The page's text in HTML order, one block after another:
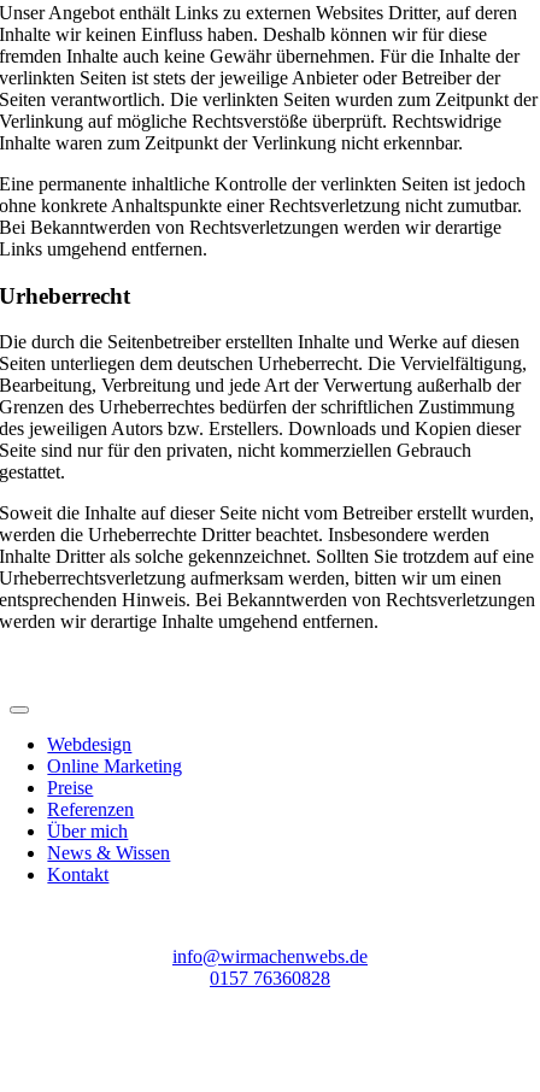
Unser Angebot enthält Links zu externen Websites Dritter, auf deren
Inhalte wir keinen Einfluss haben. Deshalb können wir für diese
fremden Inhalte auch keine Gewähr übernehmen. Für die Inhalte der
verlinkten Seiten ist stets der jeweilige Anbieter oder Betreiber der
Seiten verantwortlich. Die verlinkten Seiten wurden zum Zeitpunkt der
Verlinkung auf mögliche Rechtsverstöße überprüft. Rechtswidrige
Inhalte waren zum Zeitpunkt der Verlinkung nicht erkennbar.
Eine permanente inhaltliche Kontrolle der verlinkten Seiten ist jedoch
ohne konkrete Anhaltspunkte einer Rechtsverletzung nicht zumutbar.
Bei Bekanntwerden von Rechtsverletzungen werden wir derartige
Links umgehend entfernen.
Urheberrecht
Die durch die Seitenbetreiber erstellten Inhalte und Werke auf diesen
Seiten unterliegen dem deutschen Urheberrecht. Die Vervielfältigung,
Bearbeitung, Verbreitung und jede Art der Verwertung außerhalb der
Grenzen des Urheberrechtes bedürfen der schriftlichen Zustimmung
des jeweiligen Autors bzw. Erstellers. Downloads und Kopien dieser
Seite sind nur für den privaten, nicht kommerziellen Gebrauch
gestattet.
Soweit die Inhalte auf dieser Seite nicht vom Betreiber erstellt wurden,
werden die Urheberrechte Dritter beachtet. Insbesondere werden
Inhalte Dritter als solche gekennzeichnet. Sollten Sie trotzdem auf eine
Urheberrechtsverletzung aufmerksam werden, bitten wir um einen
entsprechenden Hinweis. Bei Bekanntwerden von Rechtsverletzungen
werden wir derartige Inhalte umgehend entfernen.
Webdesign
Online Marketing
Preise
Referenzen
Über mich
News & Wissen
Kontakt
info@wirmachenwebs.de
0157 76360828